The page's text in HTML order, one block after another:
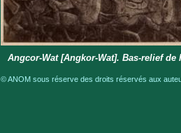
Angcor-Wat [Angkor-Wat]. Bas-relief de
© ANOM sous réserve des droits réservés aux